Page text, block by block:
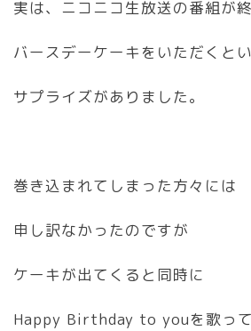
実は、ニコニコ生放送の番組が
バースデーケーキをいただくと
サプライズがありました。
巻き込まれてしまった方々には
申し訳なかったのですが
ケーキが出てくると同時に
Happy Birthday to youを歌っ